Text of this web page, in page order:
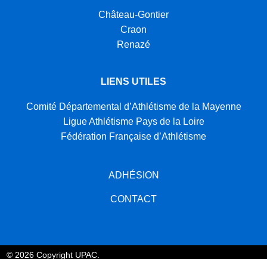
Château-Gontier
Craon
Renazé
LIENS UTILES
Comité Départemental d’Athlétisme de la Mayenne
Ligue Athlétisme Pays de la Loire
Fédération Française d’Athlétisme
ADHÉSION
CONTACT
© 2026 Copyright UPAC.